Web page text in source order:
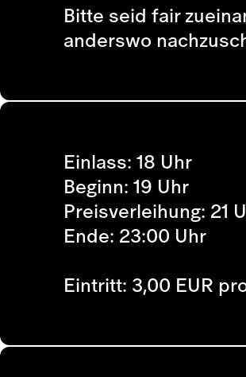
Bitte seid fair
anderswo
Einlass: 18 Uhr
Beginn: 19 Uhr
Preisverleihung: 21
Ende: 23:00 Uhr
Eintritt: 3,00 EUR